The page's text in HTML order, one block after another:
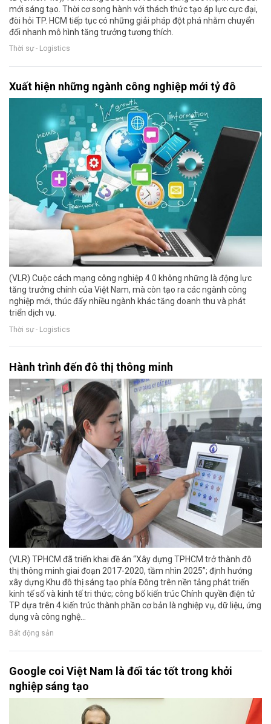
mới sáng tạo. Thời cơ song hành với thách thức tạo áp lực cực đại,
đòi hỏi TP. HCM tiếp tục có những giải pháp đột phá nhằm chuyển
đổi nhanh mô hình tăng trưởng tương thích.
Thời sự - Logistics
Xuất hiện những ngành công nghiệp mới tỷ đô
(VLR) Cuộc cách mạng công nghiệp 4.0 không những là động lực
tăng trưởng chính của Việt Nam, mà còn tạo ra các ngành công
nghiệp mới, thúc đẩy nhiều ngành khác tăng doanh thu và phát
triển dịch vụ.
Thời sự - Logistics
Hành trình đến đô thị thông minh
(VLR) TPHCM đã triển khai đề án “Xây dựng TPHCM trở thành đô
thị thông minh giai đoạn 2017-2020, tầm nhìn 2025”; định hướng
xây dựng Khu đô thị sáng tạo phía Đông trên nền tảng phát triển
kinh tế số và kinh tế tri thức; công bố kiến trúc Chính quyền điện tử
TP dựa trên 4 kiến trúc thành phần cơ bản là nghiệp vụ, dữ liệu, ứng
dụng và công nghệ…
Bất động sản
Google coi Việt Nam là đối tác tốt trong khởi
nghiệp sáng tạo